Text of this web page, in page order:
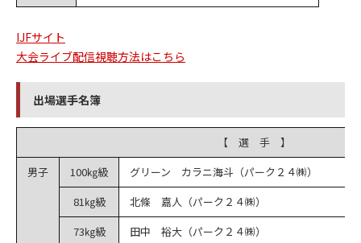
IJFサイト
大会ライブ配信視聴方法はこちら
出場選手名簿
【 選 手 】
男子
100㎏級
グリーン カラニ海斗（パーク２４㈱）
81㎏級
北條 嘉人（パーク２４㈱）
73㎏級
田中 裕大（パーク２４㈱）